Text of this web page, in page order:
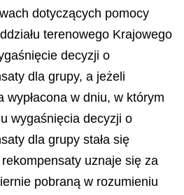
dotyczących pomocy
terenowego Krajowego
decyzji o
dla grupy, a jeżeli
wypłacona w dniu, w którym
wygaśnięcia decyzji o
dla grupy stała się
uznaje się za
pobraną w rozumieniu